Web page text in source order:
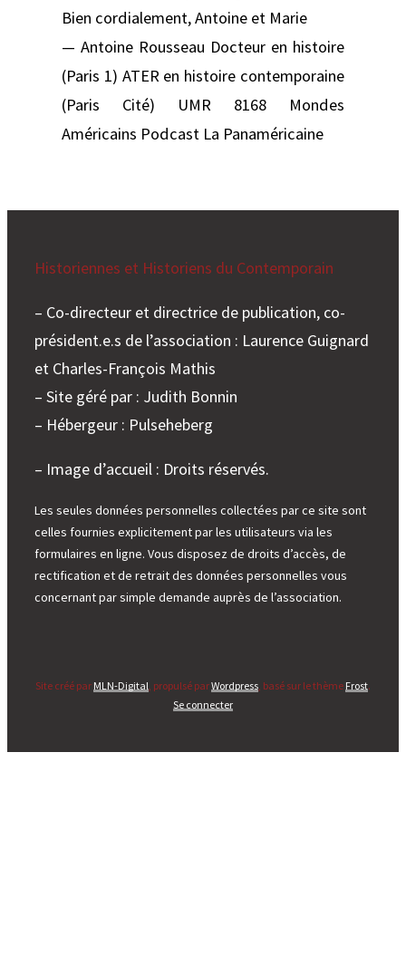
Bien cordialement, Antoine et Marie
— Antoine Rousseau Docteur en histoire
(Paris 1) ATER en histoire contemporaine
(Paris Cité) UMR 8168 Mondes
Américains Podcast La Panaméricaine
Historiennes et Historiens du Contemporain
– Co-directeur et directrice de publication, co-
président.e.s de l’association : Laurence Guignard
et Charles-François Mathis
– Site géré par : Judith Bonnin
– Hébergeur : Pulseheberg
– Image d’accueil : Droits réservés.
Les seules données personnelles collectées par ce site sont
celles fournies explicitement par les utilisateurs via les
formulaires en ligne. Vous disposez de droits d’accès, de
rectification et de retrait des données personnelles vous
concernant par simple demande auprès de l’association.
Site créé par MLN-Digital , propulsé parWordpress , basé sur le thème Frost.
Se connecter